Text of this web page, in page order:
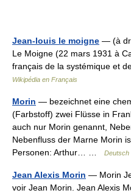
Jean-louis le moigne — (à
Le Moigne (22 mars 1931 à
français de la systémique et
Wikipédia en Français
Morin — bezeichnet eine
(Farbstoff) zwei Flüsse in
auch nur Morin genannt,
Nebenfluss der Marne Morin
Personen: Arthur… …
Deutsch
Jean Alexis Morin — Morin
voir Jean Morin. Jean Alexis